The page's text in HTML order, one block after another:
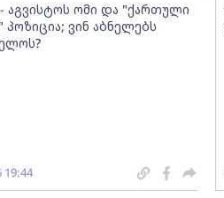
აგვისტოს ომი და "ქართული
პოზიცია; ვინ აბნელებს
19:44